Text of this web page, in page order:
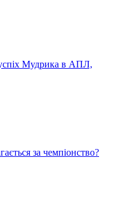
Мудрика в АПЛ,
за чемпіонство?